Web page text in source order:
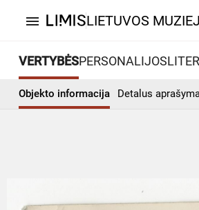
menu LIETUVOS
VERTYBĖSPERSONALIJOS
Objekto informacija Detalus